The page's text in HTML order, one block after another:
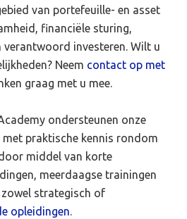
van portefeuille- en asset
financiële sturing,
investeren. Wilt u
Neem contact op met
graag met u mee.
ondersteunen onze
praktische kennis rondom
middel van korte
meerdaagse trainingen
strategisch of
opleidingen.